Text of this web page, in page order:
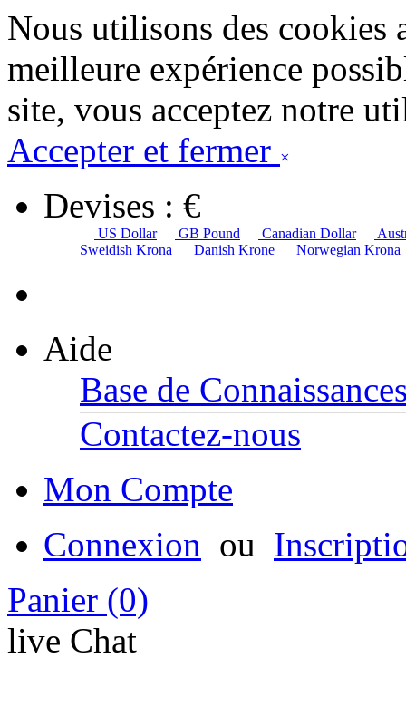
Nous utilisons des cookies
meilleure expérience
site, vous acceptez notre
Accepter et fermer ×
Devises : €
US Dollar GB Pound Canadian Dollar
Sweidish Krona
Danish Krone Norwegian Krona
Aide
Base de
Contactez-nous
Mon Compte
Connexion ou
Panier (0)
live Chat